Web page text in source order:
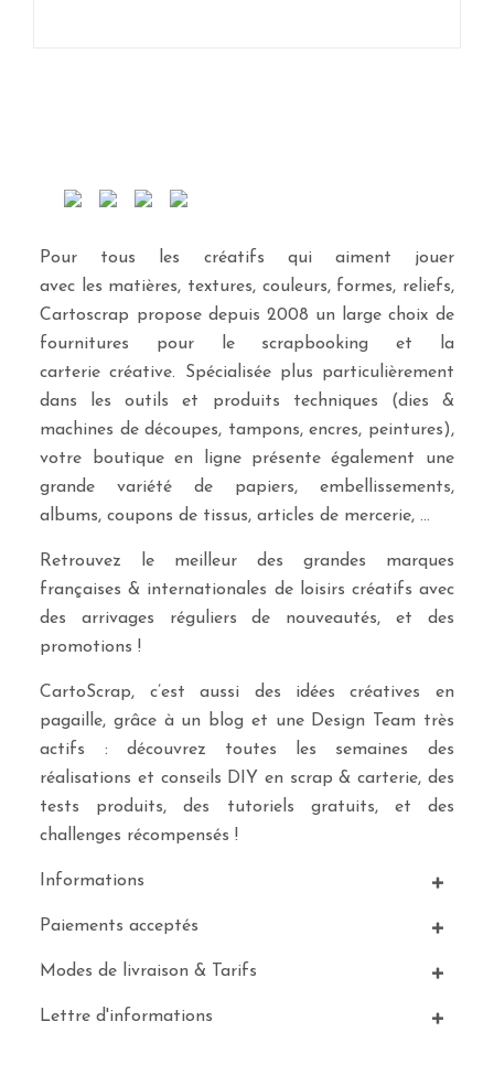
Pour tous les créatifs qui aiment jouer
avec les matières, textures, couleurs, formes, reliefs,
Cartoscrap propose depuis 2008 un large choix de
fournitures pour le scrapbooking et la
carterie créative. Spécialisée plus particulièrement
dans les outils et produits techniques (dies &
machines de découpes, tampons, encres, peintures),
votre boutique en ligne présente également une
grande variété de papiers, embellissements,
albums, coupons de tissus, articles de mercerie, …
Retrouvez le meilleur des grandes marques
françaises & internationales de loisirs créatifs avec
des arrivages réguliers de nouveautés, et des
promotions !
CartoScrap, c’est aussi des idées créatives en
pagaille, grâce à un blog et une Design Team très
actifs : découvrez toutes les semaines des
réalisations et conseils DIY en scrap & carterie, des
tests produits, des tutoriels gratuits, et des
challenges récompensés !
Informations
Paiements acceptés
Modes de livraison & Tarifs
Lettre d'informations